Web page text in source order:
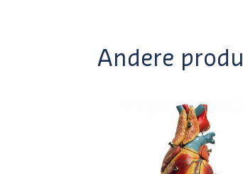
Andere